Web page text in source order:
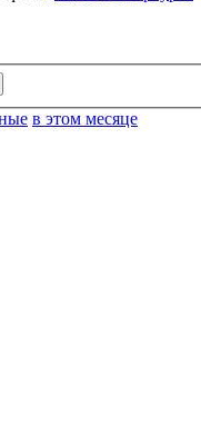
в этом месяце